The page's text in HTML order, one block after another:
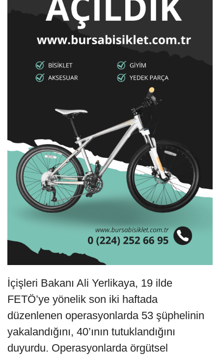
İçişleri Bakanı Ali Yerlikaya, 19 ilde
FETÖ’ye yönelik son iki haftada
düzenlenen operasyonlarda 53 şüphelinin
yakalandığını, 40’ının tutuklandığını
duyurdu. Operasyonlarda örgütsel